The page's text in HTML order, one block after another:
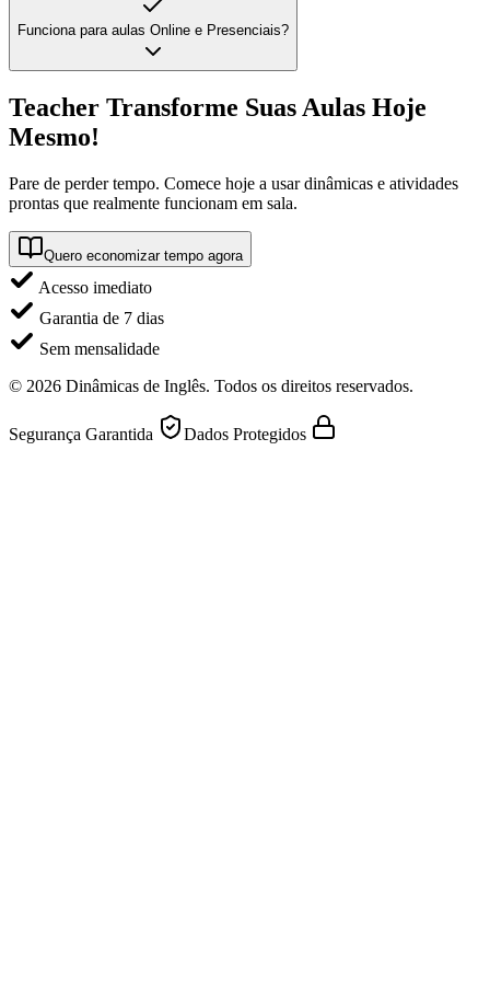
Funciona para aulas Online e Presenciais?
Teacher Transforme Suas Aulas Hoje
Mesmo!
Pare de perder tempo. Comece hoje a usar dinâmicas e atividades
prontas que realmente funcionam em sala.
Quero economizar tempo agora
Acesso imediato
Garantia de 7 dias
Sem mensalidade
© 2026 Dinâmicas de Inglês. Todos os direitos reservados.
Segurança Garantida Dados Protegidos